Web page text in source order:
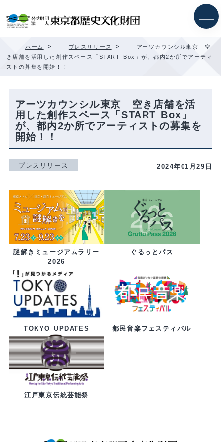
ホーム > プレスリリース >
アーツカウンシル東京 空
き店舗を活用した創作スペース「START Box」が、都内2か所でアーティ
ストの募集を開始！！
アーツカウンシル東京 空き店舗を活
用した創作スペース「START Box」
が、都内2か所でアーティストの募集を
開始！！
プレスリリース 2024年01月29日
謎解きミュージアムラリー
2026
ぐるっとパス
TOKYO UPDATES 都民音楽フェスティバル
江戸東京伝統芸能祭